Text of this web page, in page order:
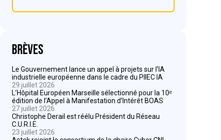
Brèves
Le Gouvernement lance un appel à projets sur l’IA
industrielle européenne dans le cadre du PIIEC IA
29 juillet 2026
L’Hôpital Européen Marseille sélectionné pour la 10ᵉ
édition de l’Appel à Manifestation d’Intérêt BOAS
27 juillet 2026
Christophe Derail est réélu Président du Réseau
C.U.R.I.E.
23 juillet 2026